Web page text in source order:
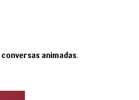
conversas animadas.